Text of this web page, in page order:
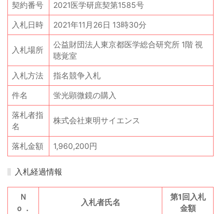
契約番号 2021医学研庶契第1585号
入札日時 2021年11月26日 13時30分
入札場所
公益財団法人東京都医学総合研究所 1階 視
聴覚室
入札方法 指名競争入札
件名 蛍光顕微鏡の購入
落札者指
名
株式会社東明サイエンス
落札金額 1,960,200円
入札経過情報
Ｎ
ｏ．
入札者氏名
第1回入札
金額